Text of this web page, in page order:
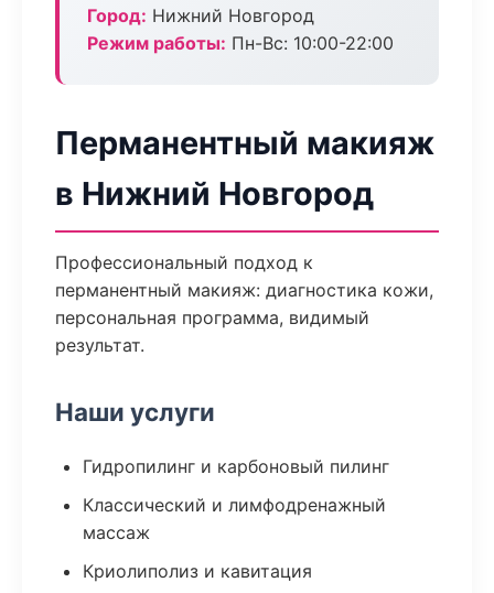
Город: Нижний Новгород
Режим работы: Пн-Вс: 10:00-22:00
Перманентный макияж
в Нижний Новгород
Профессиональный подход к
перманентный макияж: диагностика кожи,
персональная программа, видимый
результат.
Наши услуги
Гидропилинг и карбоновый пилинг
Классический и лимфодренажный
массаж
Криолиполиз и кавитация